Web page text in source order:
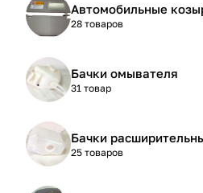
Автомобильные
28 товаров
Бачки омывателя
31 товар
Бачки
25 товаров